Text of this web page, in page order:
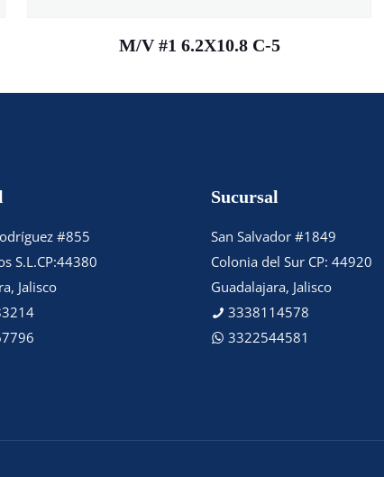
M/V #1 6.2X10.8 C-5
#855
S.L.CP:44380
Jalisco
Sucursal
San Salvador #1849
Colonia del Sur CP: 44920
Guadalajara, Jalisco
3338114578
3322544581